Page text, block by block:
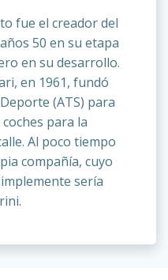
fue el creador del
50 en su etapa
en su desarrollo.
en 1961, fundó
(ATS) para
para la
Al poco tiempo
compañía, cuyo
sería